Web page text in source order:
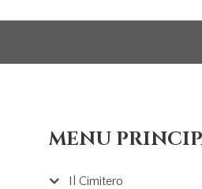
MENU
Il Cimitero